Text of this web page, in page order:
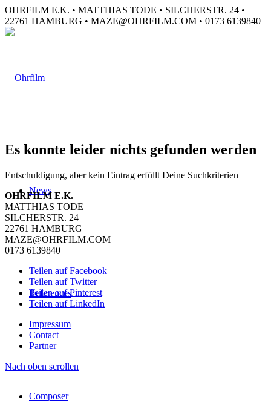
OHRFILM E.K. • MATTHIAS TODE • SILCHERSTR. 24 •
22761 HAMBURG • MAZE@OHRFILM.COM • 0173 6139840
News
References
Composer
Es konnte leider nichts gefunden werden
Entschuldigung, aber kein Eintrag erfüllt Deine Suchkriterien
OHRFILM E.K.
MATTHIAS TODE
SILCHERSTR. 24
22761 HAMBURG
MAZE@OHRFILM.COM
0173 6139840
Teilen auf Facebook
Teilen auf Twitter
Teilen auf Pinterest
Teilen auf LinkedIn
Impressum
Contact
Partner
Nach oben scrollen